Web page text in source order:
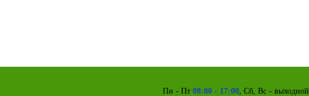
Пн - Пт08:00 - 17:00, Сб, Вс - выходной